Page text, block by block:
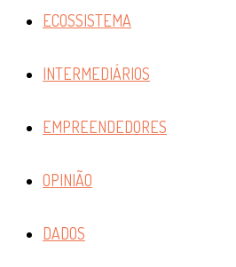
ECOSSISTEMA
INTERMEDIÁRIOS
EMPREENDEDORES
OPINIÃO
DADOS